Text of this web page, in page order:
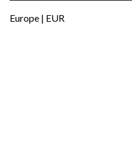
Europe | EUR